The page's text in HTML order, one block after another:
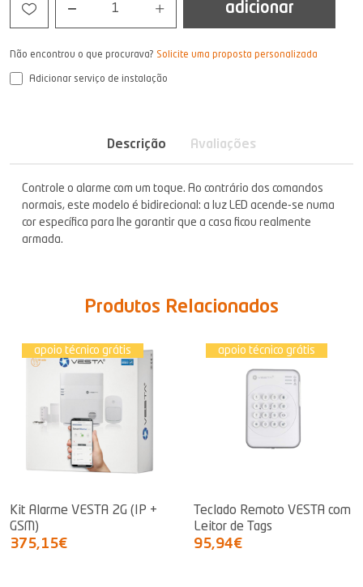
1 adicionar
Não encontrou o que procurava? Solicite uma proposta personalizada
Adicionar serviço de instalação
Descrição Avaliações
Controle o alarme com um toque. Ao contrário dos comandos
normais, este modelo é bidirecional: a luz LED acende-se numa
cor específica para lhe garantir que a casa ficou realmente
armada.
Produtos Relacionados
apoio técnico grátis
Kit Alarme VESTA 2G (IP +
GSM)
375,15€
apoio técnico grátis
Teclado Remoto VESTA com
Leitor de Tags
95,94€